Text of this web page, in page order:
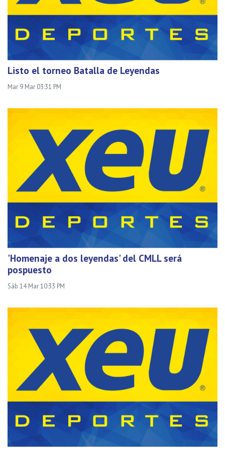
Listo el torneo Batalla de Leyendas
Mar 9 Mar 03:31 PM
'Homenaje a dos leyendas' del CMLL será
pospuesto
Sáb 14 Mar 10:33 PM